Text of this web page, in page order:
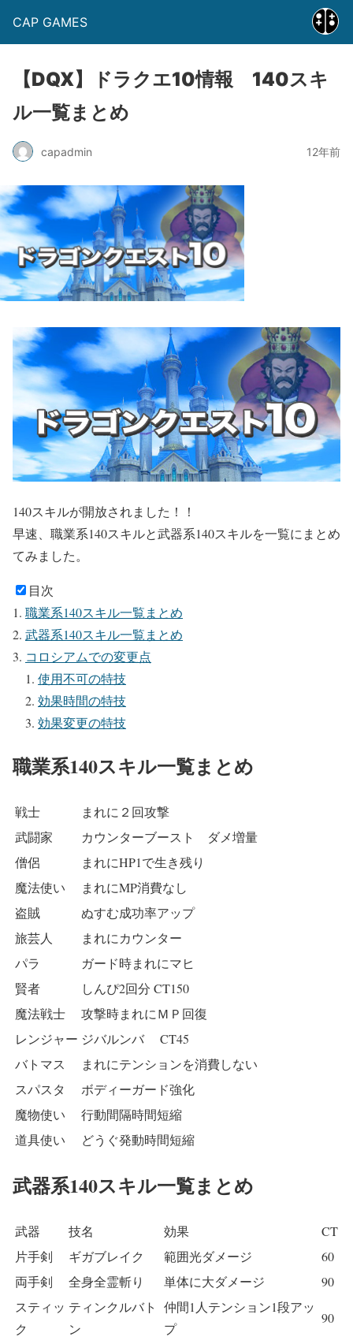
CAP GAMES
【DQX】ドラクエ10情報 140スキ
ル一覧まとめ
capadmin 12年前
140スキルが開放されました！！
早速、職業系140スキルと武器系140スキルを一覧にまとめ
てみました。
目次
職業系140スキル一覧まとめ
武器系140スキル一覧まとめ
コロシアムでの変更点
使用不可の特技
効果時間の特技
効果変更の特技
職業系140スキル一覧まとめ
戦士
まれに２回攻撃
武闘家
カウンターブースト ダメ増量
僧侶
まれにHP1で生き残り
魔法使い
まれにMP消費なし
盗賊
ぬすむ成功率アップ
旅芸人
まれにカウンター
パラ
ガード時まれにマヒ
賢者
しんぴ2回分 CT150
魔法戦士
攻撃時まれにＭＰ回復
レンジャー ジバルンバ CT45
バトマス
まれにテンションを消費しない
スパスタ
ボディーガード強化
魔物使い
行動間隔時間短縮
道具使い
どうぐ発動時間短縮
武器系140スキル一覧まとめ
武器 技名 効果
CT
片手剣
ギガブレイク 範囲光ダメージ
60
両手剣
全身全霊斬り 単体に大ダメージ
90
スティッ
ク
ティンクルバト
ン
仲間1人テンション1段アッ
プ
90